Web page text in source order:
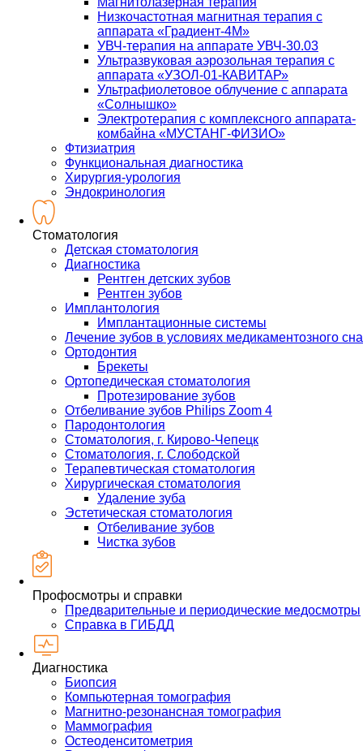
Низкочастотная магнитная терапия с
аппарата «Градиент-4М»
УВЧ-терапия на аппарате УВЧ-30.03
Ультразвуковая аэрозольная терапия с
аппарата «УЗОЛ-01-КАВИТАР»
Ультрафиолетовое облучение с аппарата
«Солнышко»
Электротерапия с комплексного аппарата-
комбайна «МУСТАНГ-ФИЗИО»
Фтизиатрия
Функциональная диагностика
Хирургия-урология
Эндокринология
Стоматология
Детская стоматология
Диагностика
Рентген детских зубов
Рентген зубов
Имплантология
Имплантационные системы
Лечение зубов в условиях медикаментозного сна
Ортодонтия
Брекеты
Ортопедическая стоматология
Протезирование зубов
Отбеливание зубов Philips Zoom 4
Пародонтология
Стоматология, г. Кирово-Чепецк
Стоматология, г. Слободской
Терапевтическая стоматология
Хирургическая стоматология
Удаление зуба
Эстетическая стоматология
Отбеливание зубов
Чистка зубов
Профосмотры и справки
Предварительные и периодические медосмотры
Справка в ГИБДД
Диагностика
Биопсия
Компьютерная томография
Магнитно-резонансная томография
Маммография
Остеоденситометрия